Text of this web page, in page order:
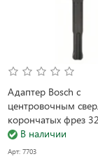
Адаптер Bosch с
центровочным
корончатых фрез
(2609390036)
В наличии
Арт: 7703